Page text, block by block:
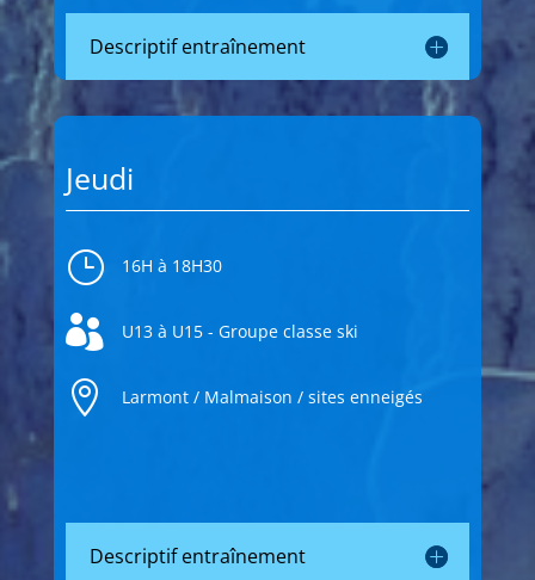
Descriptif entraînement
Jeudi
} 16H à 18H30
 U13 à U15 - Groupe classe ski
 Larmont / Malmaison / sites enneigés
Descriptif entraînement